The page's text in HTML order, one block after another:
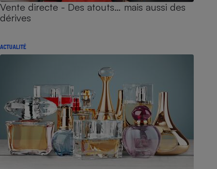
Vente directe - Des atouts… mais aussi des
dérives
ACTUALITÉ